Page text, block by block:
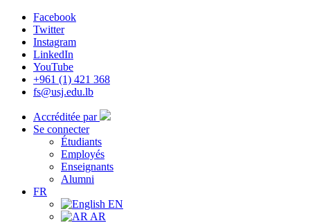
Facebook
Twitter
Instagram
LinkedIn
YouTube
+961 (1) 421 368
fs@usj.edu.lb
Accréditée par
Se connecter
Étudiants
Employés
Enseignants
Alumni
FR
EN
AR